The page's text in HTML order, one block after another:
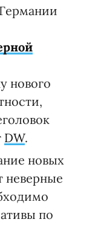
нового
DW.
новых
неверные
по